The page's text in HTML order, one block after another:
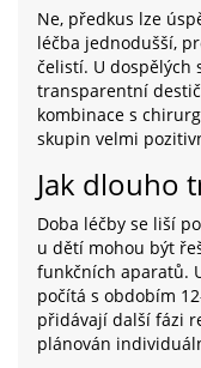
Ne, předkus lze
léčba jednodušší,
čelistí. U dospělých
transparentní
kombinace s
skupin velmi
Jak dlouho
Doba léčby se liší
u dětí mohou být
funkčních aparatů.
počítá s obdobím
přidávají další fázi
plánován